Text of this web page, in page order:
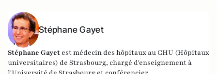
Stéphane Gayet
Stéphane Gayet est médecin des hôpitaux au CHU (Hôpitaux
universitaires) de Strasbourg, chargé d'enseignement à